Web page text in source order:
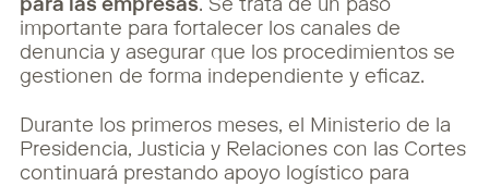
para las empresas. Se trata de un paso
importante para fortalecer los canales de
denuncia y asegurar que los procedimientos se
gestionen de forma independiente y eficaz.
Durante los primeros meses, el Ministerio de la
Presidencia, Justicia y Relaciones con las Cortes
continuará prestando apoyo logístico para